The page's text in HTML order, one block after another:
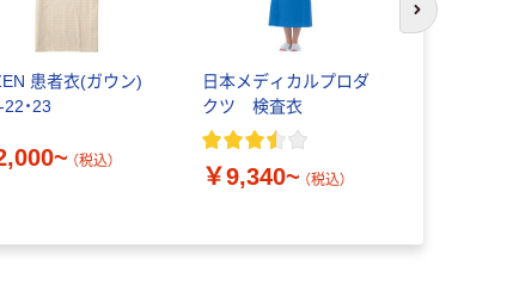
患者衣(ガウン)
・23
（税込）
日本メディカルプロダ
クツ 検査衣
￥9,340~ （税込）
次のスライド